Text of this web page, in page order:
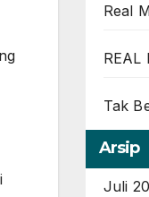
Real
REAL
Tak
Arsip
Juli